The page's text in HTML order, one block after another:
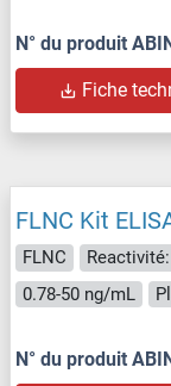
N° du produit
Fiche
FLNC Kit
FLNC
0.78-50 ng/mL
N° du produit